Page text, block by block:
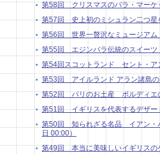
第58回 クリスマスのバラ・マーケ
第57回 史上初のミシュラン二つ星
第56回 世界一贅沢なミュージア
第55回 エジンバラ伝統のスイー
第54回スコットランド セント・ア
第53回 アイルランド アラン諸島
第52回 パリのお土産 ボルディエ
第51回 イギリスを代表するデザ
第50回 知られざる名品 イアン・
日 00:00）
第49回 本当に美味しいイギリス